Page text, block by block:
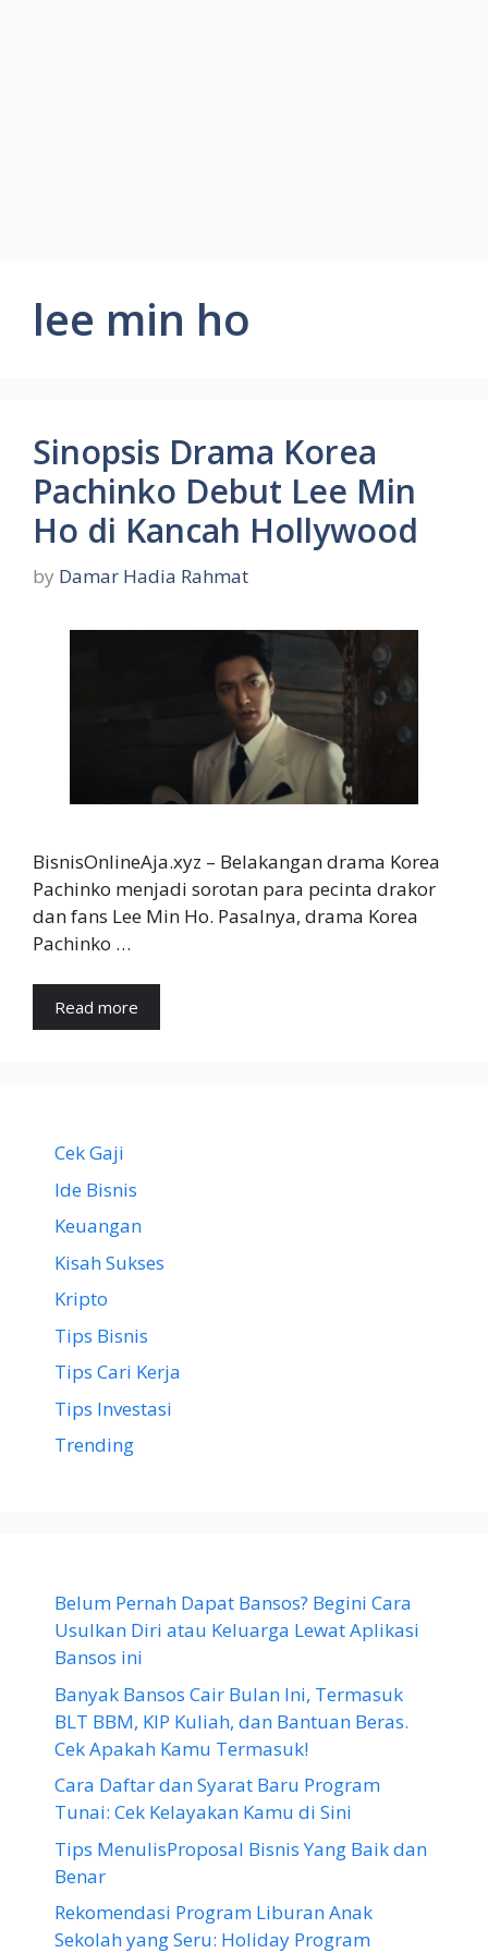
lee min ho
Sinopsis Drama Korea
Pachinko Debut Lee Min
Ho di Kancah Hollywood
by Damar Hadia Rahmat
BisnisOnlineAja.xyz – Belakangan drama Korea
Pachinko menjadi sorotan para pecinta drakor
dan fans Lee Min Ho. Pasalnya, drama Korea
Pachinko …
Read more
Cek Gaji
Ide Bisnis
Keuangan
Kisah Sukses
Kripto
Tips Bisnis
Tips Cari Kerja
Tips Investasi
Trending
Belum Pernah Dapat Bansos? Begini Cara
Usulkan Diri atau Keluarga Lewat Aplikasi
Bansos ini
Banyak Bansos Cair Bulan Ini, Termasuk
BLT BBM, KIP Kuliah, dan Bantuan Beras.
Cek Apakah Kamu Termasuk!
Cara Daftar dan Syarat Baru Program
Tunai: Cek Kelayakan Kamu di Sini
Tips MenulisProposal Bisnis Yang Baik dan
Benar
Rekomendasi Program Liburan Anak
Sekolah yang Seru: Holiday Program